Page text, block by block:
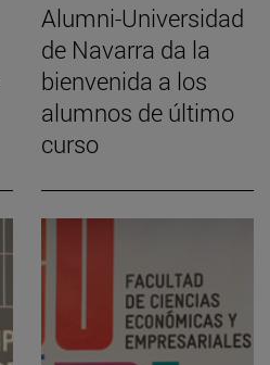
Alumni-Universidad
de Navarra da la
bienvenida a los
alumnos de último
curso